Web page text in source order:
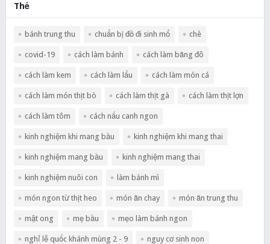
Thẻ
bánh trung thu chuẩn bị đồ đi sinh mổ chè
covid-19 cách làm bánh cách làm băng đô
cách làm kem cách làm lẩu cách làm món cá
cách làm món thịt bò cách làm thịt gà cách làm thịt lợn
cách làm tôm cách nấu canh ngon
kinh nghiệm khi mang bầu kinh nghiệm khi mang thai
kinh nghiệm mang bầu kinh nghiệm mang thai
kinh nghiệm nuôi con làm bánh mì
món ngon từ thịt heo món ăn chay món ăn trung thu
mật ong mẹ bầu mẹo làm bánh ngon
nghỉ lễ quốc khánh mùng 2 - 9 nguy cơ sinh non